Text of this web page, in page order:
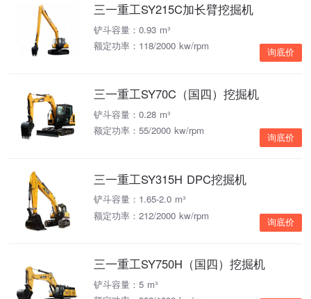
三一重工SY215C加长臂挖掘机
铲斗容量：0.93 m³
额定功率：118/2000 kw/rpm
询底价
三一重工SY70C（国四）挖掘机
铲斗容量：0.28 m³
额定功率：55/2000 kw/rpm
询底价
三一重工SY315H DPC挖掘机
铲斗容量：1.65-2.0 m³
额定功率：212/2000 kw/rpm
询底价
三一重工SY750H（国四）挖掘机
铲斗容量：5 m³